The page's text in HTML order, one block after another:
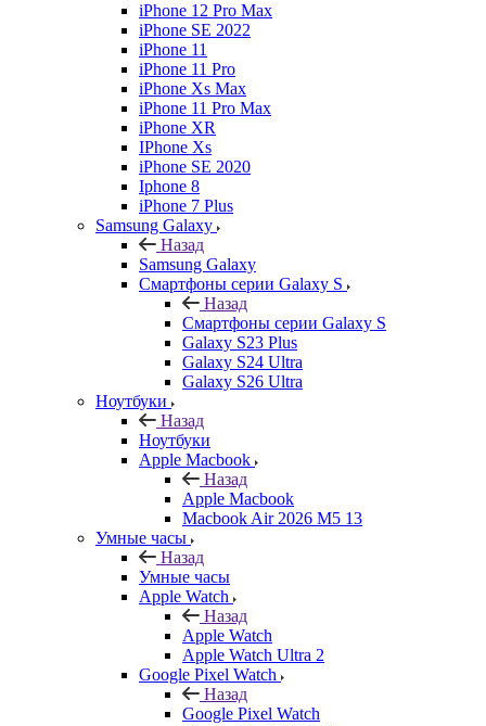
iPhone 12 Pro Max
iPhone SE 2022
iPhone 11
iPhone 11 Pro
iPhone Xs Max
iPhone 11 Pro Max
iPhone XR
IPhone Xs
iPhone SE 2020
Iphone 8
iPhone 7 Plus
Samsung Galaxy
Назад
Samsung Galaxy
Смартфоны серии Galaxy S
Назад
Смартфоны серии Galaxy S
Galaxy S23 Plus
Galaxy S24 Ultra
Galaxy S26 Ultra
Ноутбуки
Назад
Ноутбуки
Apple Macbook
Назад
Apple Macbook
Macbook Air 2026 M5 13
Умные часы
Назад
Умные часы
Apple Watch
Назад
Apple Watch
Apple Watch Ultra 2
Google Pixel Watch
Назад
Google Pixel Watch